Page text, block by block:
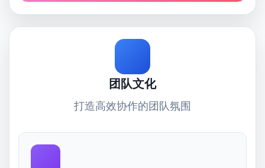
团队文化
打造高效协作的团队氛围